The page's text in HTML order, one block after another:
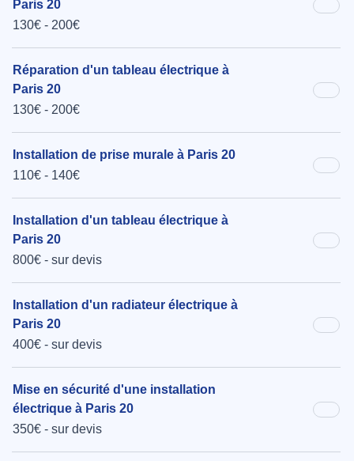
Paris 20
130€ - 200€
Réparation d'un tableau électrique à
Paris 20
130€ - 200€
Installation de prise murale à Paris 20
110€ - 140€
Installation d'un tableau électrique à
Paris 20
800€ - sur devis
Installation d'un radiateur électrique à
Paris 20
400€ - sur devis
Mise en sécurité d'une installation
électrique à Paris 20
350€ - sur devis